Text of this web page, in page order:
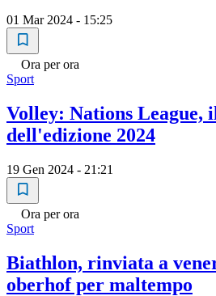
01 Mar 2024 - 15:25
Ora per ora
Sport
Volley: Nations League,
dell'edizione 2024
19 Gen 2024 - 21:21
Ora per ora
Sport
Biathlon, rinviata a
oberhof per maltempo